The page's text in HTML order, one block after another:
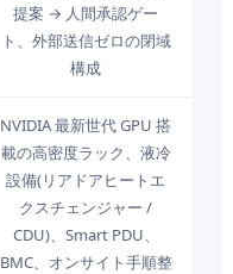
提案 → 人間承認ゲー
ト、外部送信ゼロの閉域
構成
NVIDIA 最新世代 GPU 搭
載の高密度ラック、液冷
設備(リアドアヒートエ
クスチェンジャー /
CDU)、Smart PDU、
BMC、オンサイト手順整